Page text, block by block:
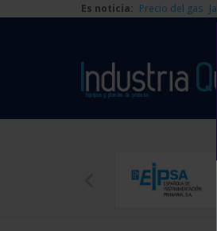
Es noticia: Precio del gas